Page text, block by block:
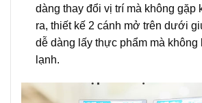
dàng thay đổi vị trí mà không gặp
ra, thiết kế 2 cánh mở trên dưới
dễ dàng lấy thực phẩm mà không
lạnh.